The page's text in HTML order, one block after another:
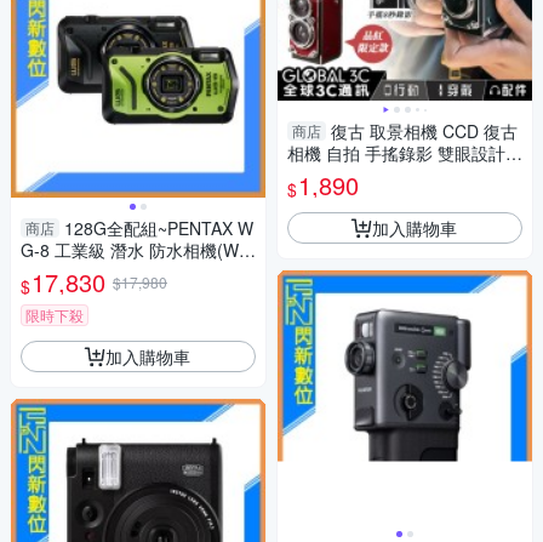
商店 128G全配組~PENTAX W
G-8 工業級 潛水 防水相機(WG
8，公司貨)抗撞、防塵、耐
寒、4K
$17,830 $17,980
限時下殺
加入購物車
商店 復古 取景相機 CCD 復古
相機 自拍 手搖錄影 雙眼設計
迷你便攜 送記憶卡
$1,890
加入購物車